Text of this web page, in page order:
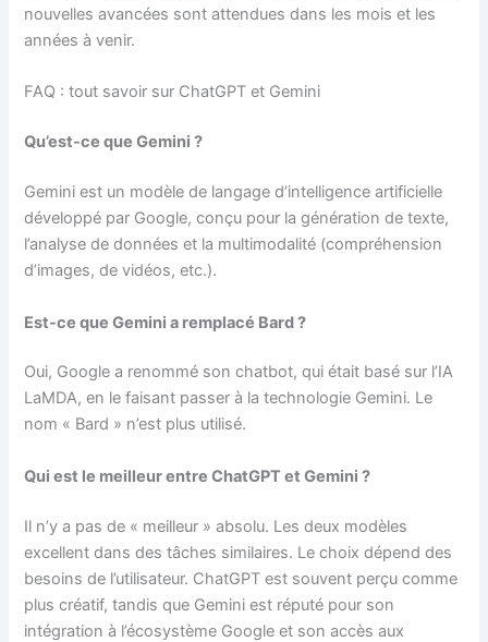
nouvelles avancées sont attendues dans les mois et les
années à venir.
FAQ : tout savoir sur ChatGPT et Gemini
Qu’est-ce que Gemini ?
Gemini est un modèle de langage d’intelligence artificielle
développé par Google, conçu pour la génération de texte,
l’analyse de données et la multimodalité (compréhension
d’images, de vidéos, etc.).
Est-ce que Gemini a remplacé Bard ?
Oui, Google a renommé son chatbot, qui était basé sur l’IA
LaMDA, en le faisant passer à la technologie Gemini. Le
nom « Bard » n’est plus utilisé.
Qui est le meilleur entre ChatGPT et Gemini ?
Il n’y a pas de « meilleur » absolu. Les deux modèles
excellent dans des tâches similaires. Le choix dépend des
besoins de l’utilisateur. ChatGPT est souvent perçu comme
plus créatif, tandis que Gemini est réputé pour son
intégration à l’écosystème Google et son accès aux